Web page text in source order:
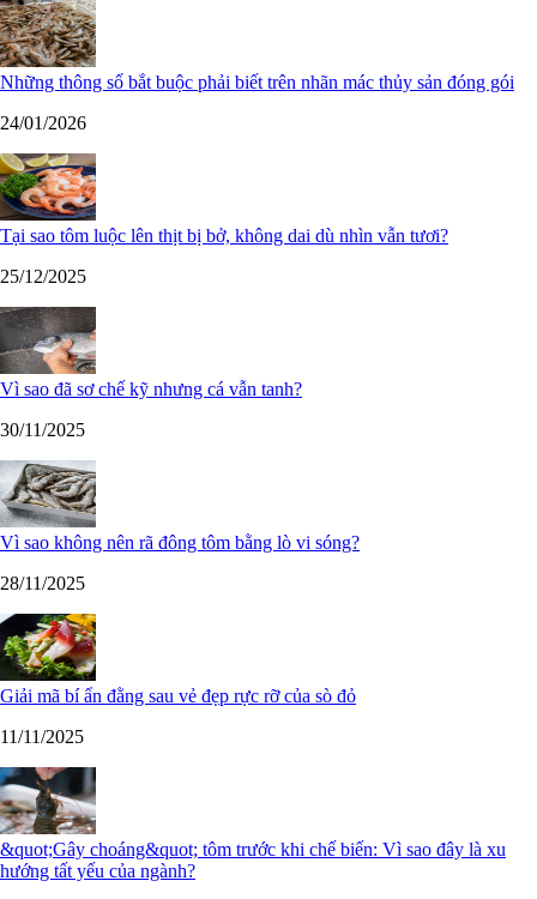
Những thông số bắt buộc phải biết trên nhãn mác thủy sản đóng gói
24/01/2026
Tại sao tôm luộc lên thịt bị bở, không dai dù nhìn vẫn tươi?
25/12/2025
Vì sao đã sơ chế kỹ nhưng cá vẫn tanh?
30/11/2025
Vì sao không nên rã đông tôm bằng lò vi sóng?
28/11/2025
Giải mã bí ẩn đằng sau vẻ đẹp rực rỡ của sò đỏ
11/11/2025
&quot;Gây choáng&quot; tôm trước khi chế biến: Vì sao đây là xu
hướng tất yếu của ngành?